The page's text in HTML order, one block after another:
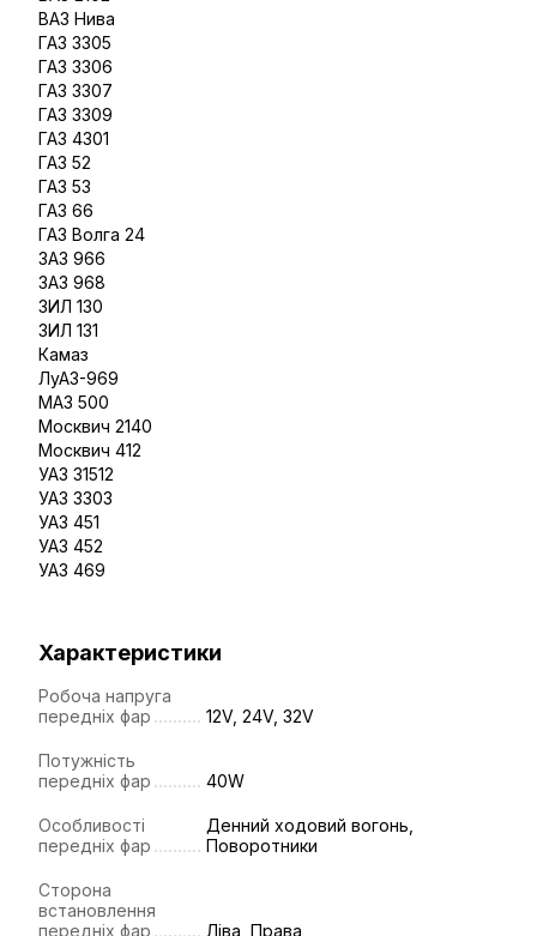
ВАЗ Нива
ГАЗ 3305
ГАЗ 3306
ГАЗ 3307
ГАЗ 3309
ГАЗ 4301
ГАЗ 52
ГАЗ 53
ГАЗ 66
ГАЗ Волга 24
ЗАЗ 966
ЗАЗ 968
ЗИЛ 130
ЗИЛ 131
Камаз
ЛуАЗ-969
МАЗ 500
Москвич 2140
Москвич 412
УАЗ 31512
УАЗ 3303
УАЗ 451
УАЗ 452
УАЗ 469
Характеристики
Робоча напруга
передніх фар
12V, 24V, 32V
Потужність
передніх фар
40W
Особливості
передніх фар
Денний ходовий вогонь,
Поворотники
Сторона
встановлення
передніх фар
Ліва, Права